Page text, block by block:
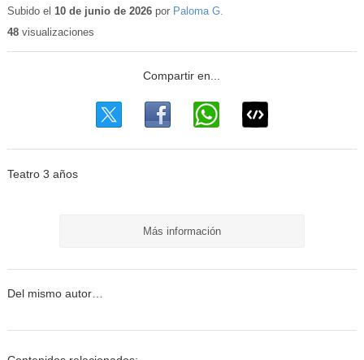
educativo
Subido el 10 de junio de 2026por Paloma G.
48visualizaciones
Teatro 3 años
Más información
Del mismo autor…